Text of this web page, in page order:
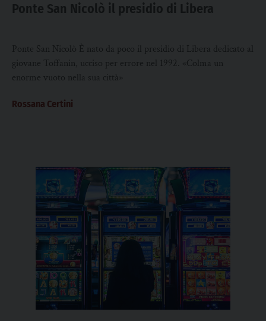
Ponte San Nicolò il presidio di Libera
Ponte San Nicolò È nato da poco il presidio di Libera dedicato al
giovane Toffanin, ucciso per errore nel 1992. «Colma un
enorme vuoto nella sua città»
Rossana Certini